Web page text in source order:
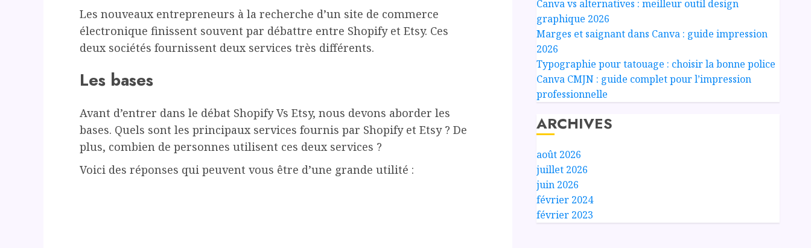
Les nouveaux entrepreneurs à la recherche d’un site de commerce
électronique finissent souvent par débattre entre Shopify et Etsy. Ces
deux sociétés fournissent deux services très différents.
Les bases
Avant d’entrer dans le débat Shopify Vs Etsy, nous devons aborder les
bases. Quels sont les principaux services fournis par Shopify et Etsy ? De
plus, combien de personnes utilisent ces deux services ?
Voici des réponses qui peuvent vous être d’une grande utilité :
Canva vs alternatives : meilleur outil design
graphique 2026
Marges et saignant dans Canva : guide impression
2026
Typographie pour tatouage : choisir la bonne police
Canva CMJN : guide complet pour l’impression
professionnelle
ARCHIVES
août 2026
juillet 2026
juin 2026
février 2024
février 2023